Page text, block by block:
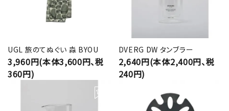
UGL 旅のてぬぐい 淼 BYOU
3,960円(本体3,600円、税
360円)
DVERG DW タンブラー
2,640円(本体2,400円、税
240円)